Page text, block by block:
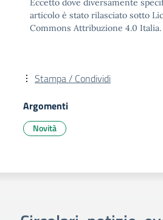
Eccetto dove diversamente
articolo è stato rilasciato sotto
Commons Attribuzione 4.0 Italia.
Stampa / Condividi
Argomenti
Novità